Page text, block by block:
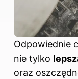
Odpowiednie
nie tylko
oraz